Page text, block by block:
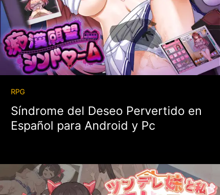
RPG
Síndrome del Deseo Pervertido en
Español para Android y Pc